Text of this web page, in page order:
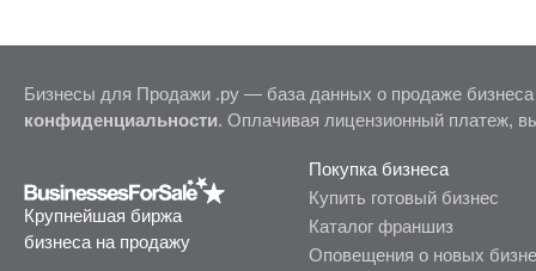
Бизнесы для Продажи .ру — база данных о продаже
конфиденциальности. Оплачивая лицензионный платеж,
Крупнейшая биржа
бизнеса на продажу
Покупка бизнеса
Купить готовый бизнес
Каталог франшиз
Оповещения о новых